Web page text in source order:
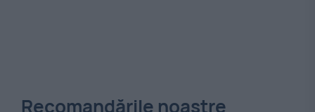
Recomandările noastre